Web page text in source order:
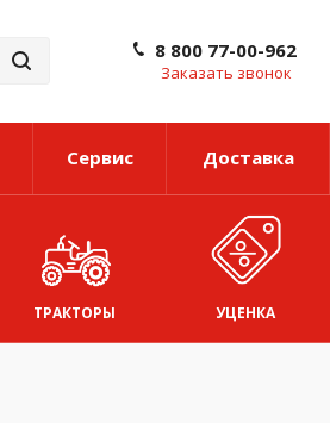
8 800 77-00-962
Заказать звонок
Сервис Доставка
ТРАКТОРЫ УЦЕНКА